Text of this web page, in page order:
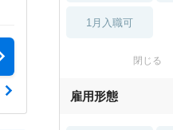
1月入職可
閉じる
雇用形態